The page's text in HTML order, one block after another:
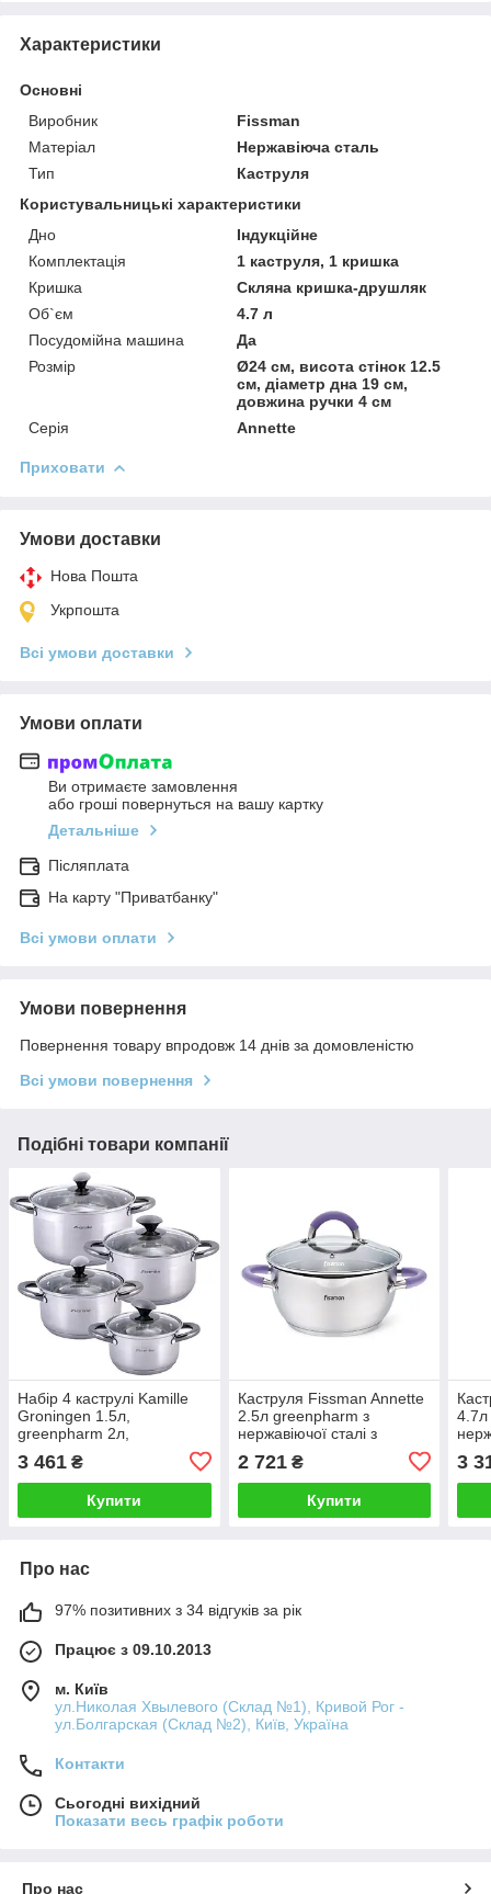
Характеристики
Основні
Виробник
Fissman
Матеріал
Нержавіюча сталь
Тип
Каструля
Користувальницькі характеристики
Дно
Індукційне
Комплектація
1 каструля, 1 кришка
Кришка
Скляна кришка-друшляк
Об`єм
4.7 л
Посудомійна машина
Да
Розмір
Ø24 см, висота стінок 12.5
см, діаметр дна 19 см,
довжина ручки 4 см
Серія
Annette
Приховати
Умови доставки
Нова Пошта
Укрпошта
Всі умови доставки
Умови оплати
Ви отримаєте замовлення
або гроші повернуться на вашу картку
Детальніше
Післяплата
На карту "Приватбанку"
Всі умови оплати
Умови повернення
Повернення товару впродовж 14 днів за домовленістю
Всі умови повернення
Подібні товари компанії
Набір 4 каструлі Kamille
Groningen 1.5л,
greenpharm 2л,
greenpharm 5л
greenpharm з нержавіючої
сталі з 5-шаровим
3 461 ₴
Купити
Каструля Fissman Annette
2.5л greenpharm з
нержавіючої сталі з
2 721₴
Купити
4.7л
3
Про нас
97% позитивних з 34 відгуків за рік
Працює з 09.10.2013
м. Київ
ул.Николая Хвылевого (Склад №1), Кривой Рог -
ул.Болгарская (Склад №2), Київ, Україна
Контакти
Сьогодні вихідний
Показати весь графік роботи
Про нас